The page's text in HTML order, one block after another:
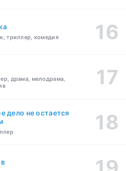
триллер, комедия
драма, мелодрама,
дело не остается